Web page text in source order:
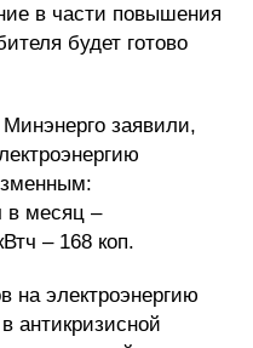
в части повышения
будет готово
заявили,
в месяц –
– 168 коп.
электроэнергию
антикризисной